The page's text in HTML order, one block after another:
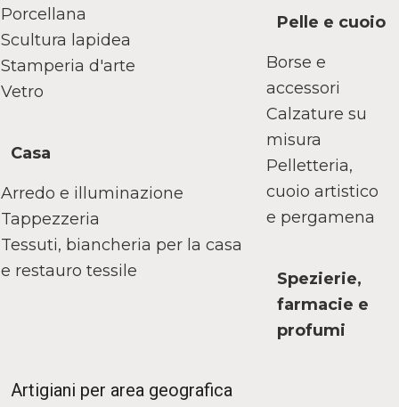
Porcellana
Scultura lapidea
Stamperia d'arte
Vetro
Casa
Arredo e illuminazione
Tappezzeria
Tessuti, biancheria per la casa
e restauro tessile
Pelle e cuoio
Borse e
accessori
Calzature su
misura
Pelletteria,
cuoio artistico
e pergamena
Spezierie,
farmacie e
profumi
Artigiani per area geografica